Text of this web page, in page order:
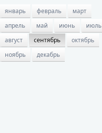
январь февраль
март
апрель
май июнь
июль
август
сентябрь
октябрь
ноябрь
декабрь